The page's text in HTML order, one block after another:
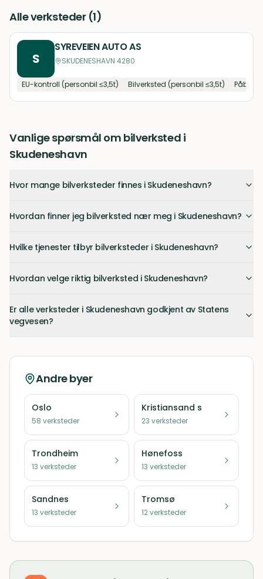
Alle verksteder (1)
S
SYREVEIEN AUTO AS
SKUDENESHAVN 4280
EU-kontroll (personbil ≤3,5t) Bilverksted (personbil ≤3,5t) Påbygg
Vanlige spørsmål om bilverksted i
Skudeneshavn
Hvor mange bilverksteder finnes i Skudeneshavn?
Hvordan finner jeg bilverksted nær meg i Skudeneshavn?
Hvilke tjenester tilbyr bilverksteder i Skudeneshavn?
Hvordan velge riktig bilverksted i Skudeneshavn?
Er alle verksteder i Skudeneshavn godkjent av Statens
vegvesen?
Andre byer
Oslo
58 verksteder
Kristiansand s
23 verksteder
Trondheim
13 verksteder
Hønefoss
13 verksteder
Sandnes
13 verksteder
Tromsø
12verksteder